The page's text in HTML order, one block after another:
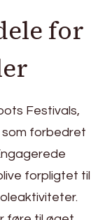
for
Festivals,
forbedret
forpligtet til